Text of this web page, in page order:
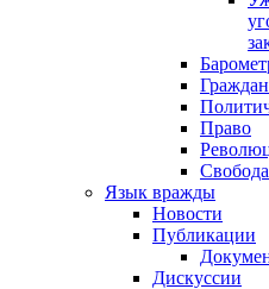
Право
Язык вражды
Новости
Публикации
Дискуссии